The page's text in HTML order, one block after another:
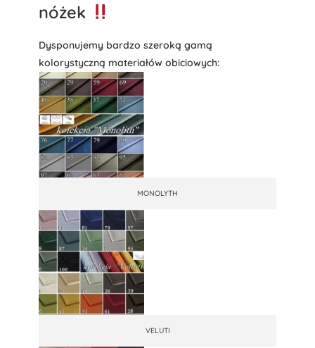
nóżek
Dysponujemy bardzo szeroką gamą
kolorystyczną materiałów obiciowych:
MONOLYTH
VELUTI